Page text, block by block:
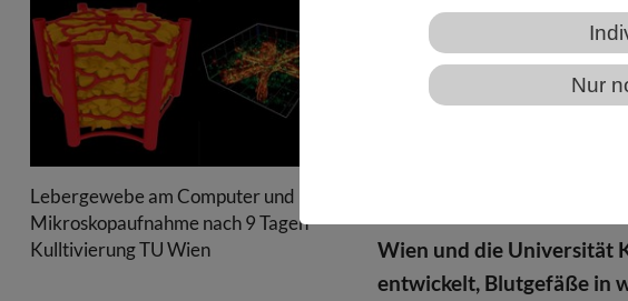
Nur
Lebergewebe am Computer und
Mikroskopaufnahme nach 9 Tagen
Kulltivierung TU Wien
Wie kann man das
verstehen? In der
„Organ-on-a-chip“-
wachsen zu lassen, dann
Wien und die Universität
entwickelt, Blutgefäße in